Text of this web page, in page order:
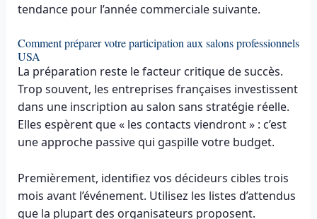
tendance pour l’année commerciale suivante.
Comment préparer votre participation aux salons professionnels
USA
La préparation reste le facteur critique de succès.
Trop souvent, les entreprises françaises investissent
dans une inscription au salon sans stratégie réelle.
Elles espèrent que « les contacts viendront » : c’est
une approche passive qui gaspille votre budget.
Premièrement, identifiez vos décideurs cibles trois
mois avant l’événement. Utilisez les listes d’attendus
que la plupart des organisateurs proposent.